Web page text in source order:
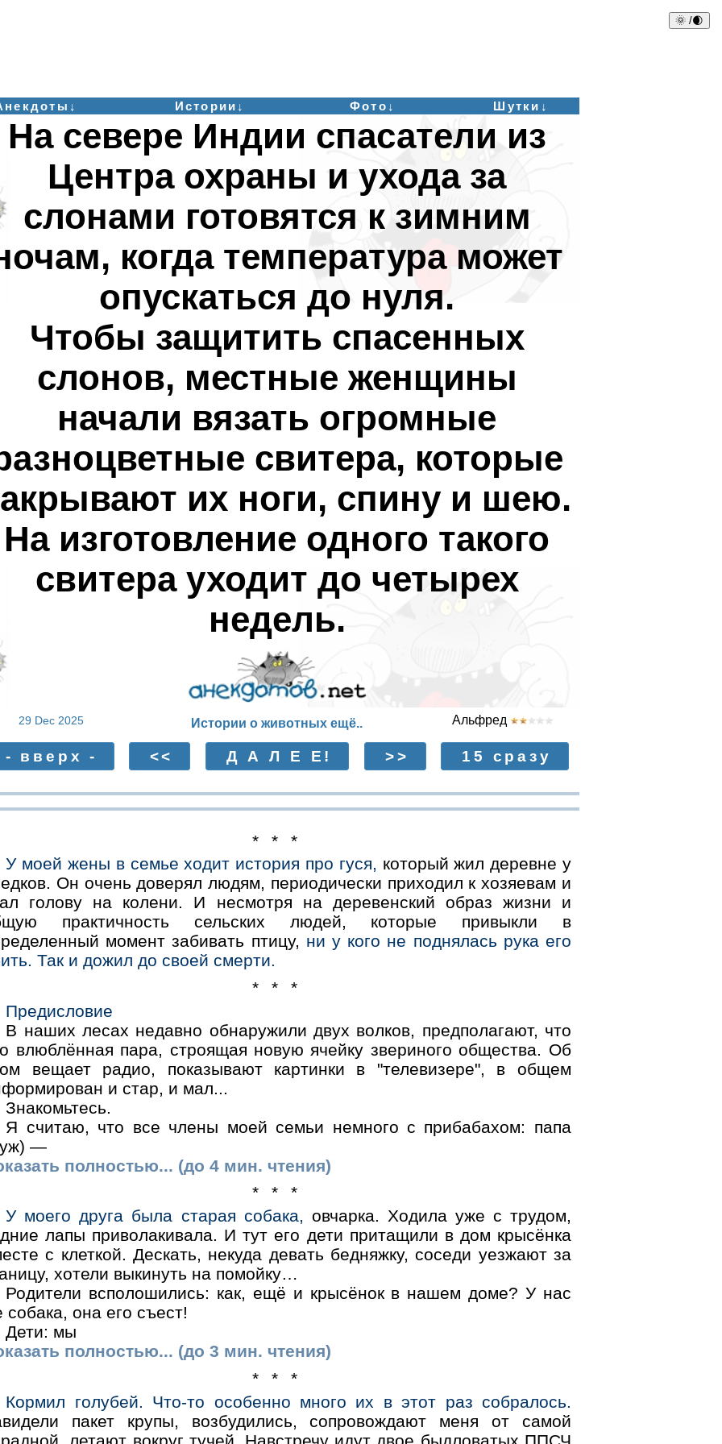
🌞 /🌒
Истории↓ Фото↓ Шутки↓
На севере Индии спасатели из
Центра охраны и ухода за
слонами готовятся к зимним
когда температура может
опускаться до нуля.
Чтобы защитить спасенных
слонов, местные женщины
начали вязать огромные
свитера, которые
их ноги, спину и шею.
На изготовление одного такого
свитера уходит до четырех
недель.
29 Dec 2025 Истории о животных ещё.. Альфред
- вверх - << Д А Л Е Е! >> 15 сразу
* * *
У моей жены в семье ходит история про гуся, который жил деревне у
Он очень доверял людям, периодически приходил к хозяевам и
голову на колени. И несмотря на деревенский образ жизни и
практичность сельских людей, которые привыкли в
момент забивать птицу, ни у кого не поднялась рука его
Так и дожил до своей смерти.
* * *
Предисловие
В наших лесах недавно обнаружили двух волков, предполагают, что
влюблённая пара, строящая новую ячейку звериного общества. Об
вещает радио, показывают картинки в "телевизере", в общем
и стар, и мал...
Знакомьтесь.
Я считаю, что все члены моей семьи немного с прибабахом: папа
—
полностью... (до 4 мин. чтения)
* * *
У моего друга была старая собака, овчарка. Ходила уже с трудом,
лапы приволакивала. И тут его дети притащили в дом крысёнка
с клеткой. Дескать, некуда девать бедняжку, соседи уезжают за
хотели выкинуть на помойку…
Родители всполошились: как, ещё и крысёнок в нашем доме? У нас
собака, она его съест!
Дети: мы
полностью... (до 3 мин. чтения)
* * *
Кормил голубей. Что-то особенно много их в этот раз собралось.
пакет крупы, возбудились, сопровождают меня от самой
летают вокруг тучей. Навстречу идут двое быдловатых ППСЧ